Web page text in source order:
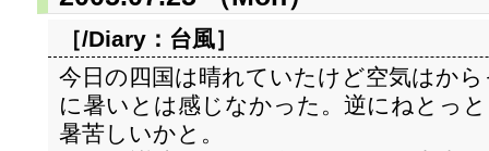
［/Diary： 台風］
今日の四国は晴れていたけど空気はか
に暑いとは感じなかった。逆にねとっ
暑苦しいかと。